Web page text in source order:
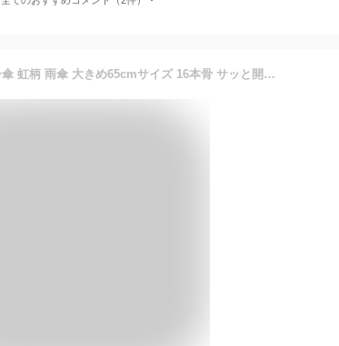
CAFE DIMLY レインボー傘 虹柄 雨傘 大きめ65cmサイズ 16本骨 サッと開けるジャンプタイプ 折れにくいグラスファイバー骨使用 ユニセックス